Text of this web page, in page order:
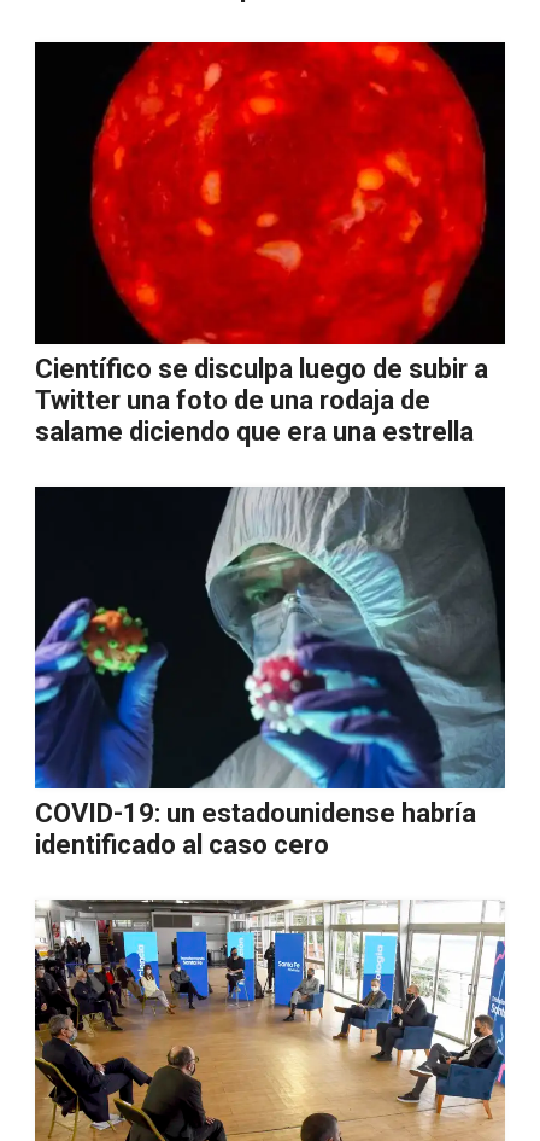
Científico se disculpa luego de subir a
Twitter una foto de una rodaja de
salame diciendo que era una estrella
COVID-19: un estadounidense habría
identificado al caso cero